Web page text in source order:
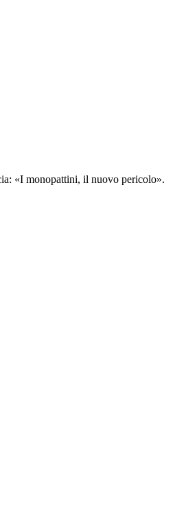
«I monopattini, il nuovo pericolo».